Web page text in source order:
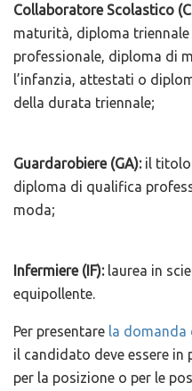
Collaboratore Scolastico
maturità, diploma
professionale, diploma di
l’infanzia, attestati o
della durata triennale;
Guardarobiere (GA):il titolo
diploma di qualifica
moda;
Infermiere (IF):laurea in
equipollente.
Per presentare la domanda
il candidato deve essere
per la posizione o per le